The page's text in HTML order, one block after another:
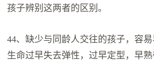
孩子辨别这两者的区别。
44、缺少与同龄人交往的孩子，容
生命过早失去弹性，过早定型，早